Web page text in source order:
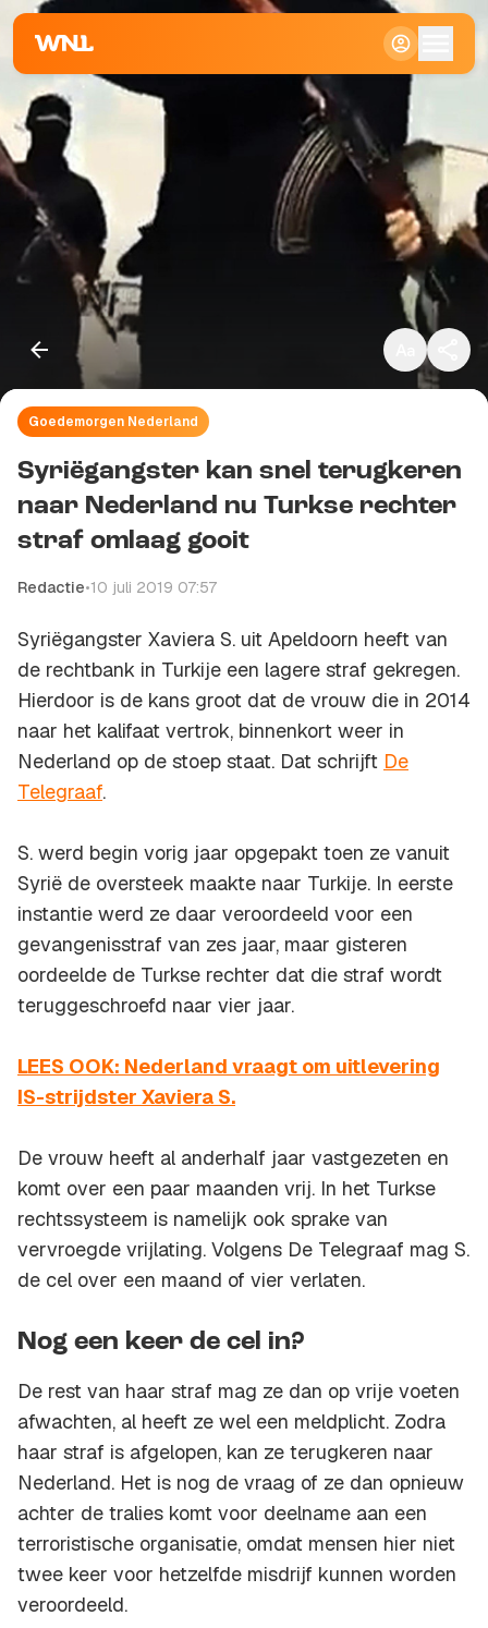
Standaard
Goedemorgen Nederland
Syriëgangster kan snel terugkeren
naar Nederland nu Turkse rechter
straf omlaag gooit
Redactie•10 juli 2019 07:57
Syriëgangster Xaviera S. uit Apeldoorn heeft van
de rechtbank in Turkije een lagere straf gekregen.
Hierdoor is de kans groot dat de vrouw die in 2014
naar het kalifaat vertrok, binnenkort weer in
Nederland op de stoep staat. Dat schrijft De
Telegraaf.
S. werd begin vorig jaar opgepakt toen ze vanuit
Syrië de oversteek maakte naar Turkije. In eerste
instantie werd ze daar veroordeeld voor een
gevangenisstraf van zes jaar, maar gisteren
oordeelde de Turkse rechter dat die straf wordt
teruggeschroefd naar vier jaar.
LEES OOK: Nederland vraagt om uitlevering
IS-strijdster Xaviera S.
De vrouw heeft al anderhalf jaar vastgezeten en
komt over een paar maanden vrij. In het Turkse
rechtssysteem is namelijk ook sprake van
vervroegde vrijlating. Volgens De Telegraaf mag S.
de cel over een maand of vier verlaten.
Nog een keer de cel in?
De rest van haar straf mag ze dan op vrije voeten
afwachten, al heeft ze wel een meldplicht. Zodra
haar straf is afgelopen, kan ze terugkeren naar
Nederland. Het is nog de vraag of ze dan opnieuw
achter de tralies komt voor deelname aan een
terroristische organisatie, omdat mensen hier niet
twee keer voor hetzelfde misdrijf kunnen worden
veroordeeld.